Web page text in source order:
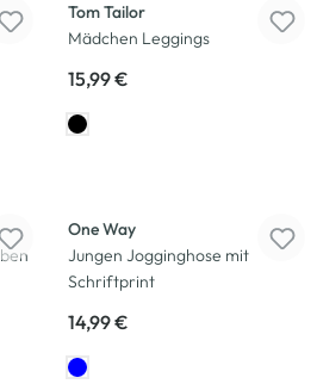
Tom Tailor
Mädchen Leggings
15,99 €
One Way
Jungen Jogginghose mit
Schriftprint
14,99 €